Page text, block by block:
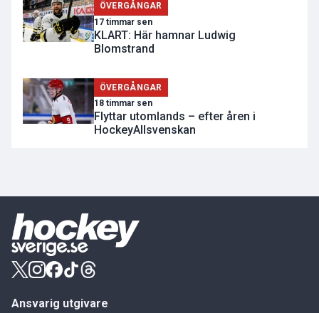
ÖVERGÅNGAR
17 timmar sen
KLART: Här hamnar Ludwig
Blomstrand
ÖVERGÅNGAR
18 timmar sen
Flyttar utomlands – efter åren i
HockeyAllsvenskan
Ansvarig utgivare